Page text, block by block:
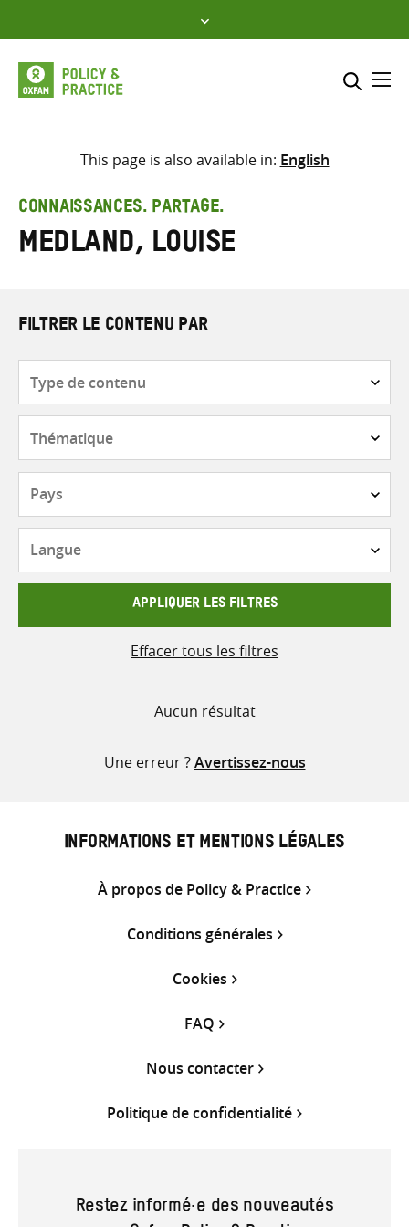
to
content
Sélectionner l’emplacement
Saisir
les
termes
This page is also available in: English
CONNAISSANCES. PARTAGE.
Medland, Louise
FILTRER LE CONTENU PAR
contenu
APPLIQUER LES FILTRES
Effacer tous les filtres
Aucun résultat
Une erreur ?Avertissez-nous
INFORMATIONS ET MENTIONS LÉGALES
À propos de Policy & Practice
Conditions générales
Cookies
FAQ
Nous contacter
Politique de confidentialité
Restez informé·e des nouveautés